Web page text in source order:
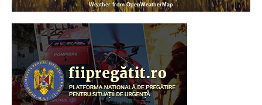
Weather from OpenWeatherMap